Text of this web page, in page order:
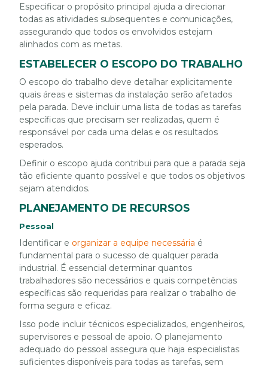
Especificar o propósito principal ajuda a direcionar
todas as atividades subsequentes e comunicações,
assegurando que todos os envolvidos estejam
alinhados com as metas.
ESTABELECER O ESCOPO DO TRABALHO
O escopo do trabalho deve detalhar explicitamente
quais áreas e sistemas da instalação serão afetados
pela parada. Deve incluir uma lista de todas as tarefas
específicas que precisam ser realizadas, quem é
responsável por cada uma delas e os resultados
esperados.
Definir o escopo ajuda contribui para que a parada seja
tão eficiente quanto possível e que todos os objetivos
sejam atendidos.
PLANEJAMENTO DE RECURSOS
Pessoal
Identificar e organizar a equipe necessária é
fundamental para o sucesso de qualquer parada
industrial. É essencial determinar quantos
trabalhadores são necessários e quais competências
específicas são requeridas para realizar o trabalho de
forma segura e eficaz.
Isso pode incluir técnicos especializados, engenheiros,
supervisores e pessoal de apoio. O planejamento
adequado do pessoal assegura que haja especialistas
suficientes disponíveis para todas as tarefas, sem